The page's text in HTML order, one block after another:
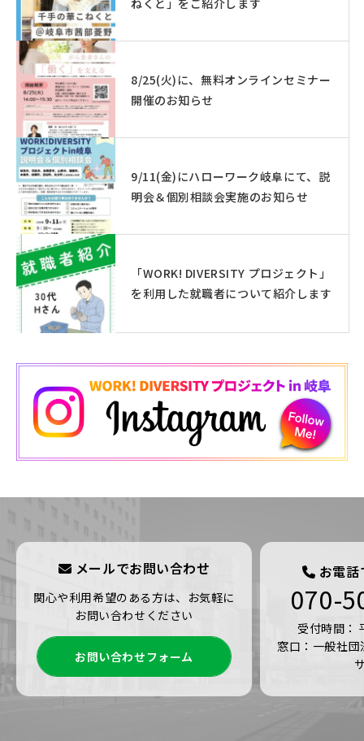
ねくと」をご紹介します
8/25(火)に、無料オンラインセミナー
開催のお知らせ
9/11(金)にハローワーク岐阜にて、説
明会＆個別相談会実施のお知らせ
「WORK! DIVERSITY プロジェクト」
を利用した就職者について紹介します
メールでお問い合わせ
関心や利用希望のある方は、お気軽に
お問い合わせください
お問い合わせフォーム
お電
070-
受付時間：
窓口：一般社